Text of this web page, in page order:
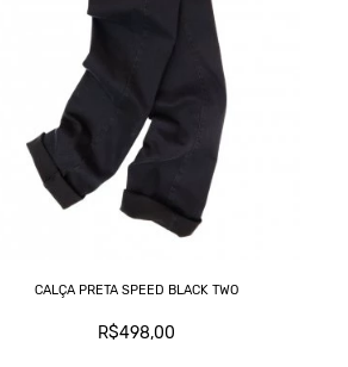
CALÇA PRETA SPEED BLACK TWO
R$498,00